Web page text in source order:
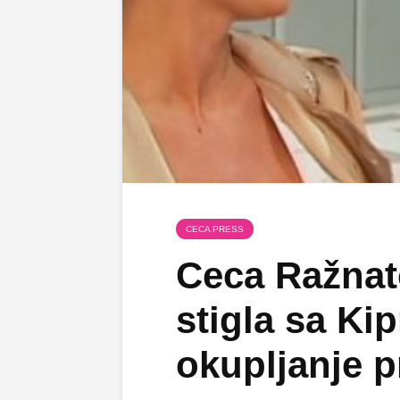
CECA PRESS
Ceca
stigla sa
okupljanje